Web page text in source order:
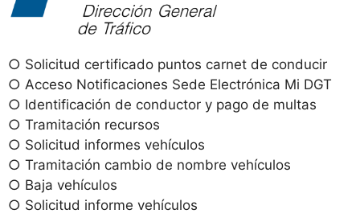
○ Solicitud certificado puntos carnet de conducir
○ Acceso Notificaciones Sede Electrónica Mi DGT
○ Identificación de conductor y pago de multas
○ Tramitación recursos
○ Solicitud informes vehículos
○ Tramitación cambio de nombre vehículos
○ Baja vehículos
○ Solicitud informe vehículos